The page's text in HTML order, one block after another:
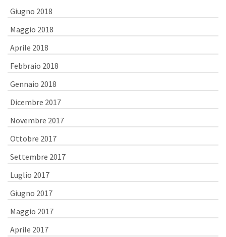
Giugno 2018
Maggio 2018
Aprile 2018
Febbraio 2018
Gennaio 2018
Dicembre 2017
Novembre 2017
Ottobre 2017
Settembre 2017
Luglio 2017
Giugno 2017
Maggio 2017
Aprile 2017